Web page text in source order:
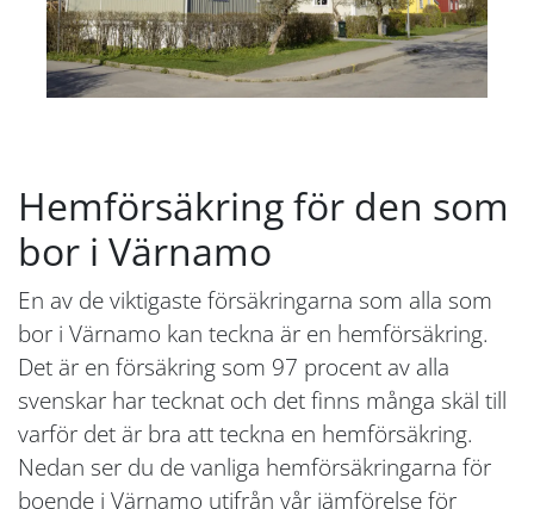
Hemförsäkring för den som
bor i Värnamo
En av de viktigaste försäkringarna som alla som
bor i Värnamo kan teckna är en hemförsäkring.
Det är en försäkring som 97 procent av alla
svenskar har tecknat och det finns många skäl till
varför det är bra att teckna en hemförsäkring.
Nedan ser du de vanliga hemförsäkringarna för
boende i Värnamo utifrån vår jämförelse för